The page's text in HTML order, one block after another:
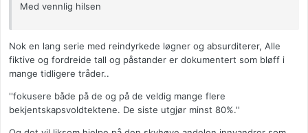
Med vennlig hilsen
Nok en lang serie med reindyrkede løgner og absurditerer, Alle
fiktive og fordreide tall og påstander er dokumentert som bløff i
mange tidligere tråder..
''fokusere både på de og på de veldig mange flere
bekjentskapsvoldtektene. De siste utgjør minst 80%.''